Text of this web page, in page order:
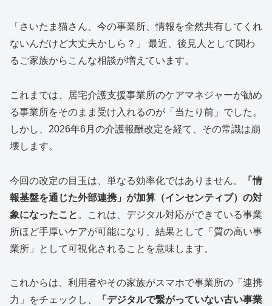
「さいたま猫さん、今の事業所、情報を全然共有してくれ
ないんだけど大丈夫かしら？」 最近、後見人として関わ
るご家族からこんな相談が増えています。
これまでは、居宅介護支援事業所のケアマネジャーが勧め
る事業所をそのまま受け入れるのが「当たり前」でした。
しかし、2026年6月の介護報酬改定を経て、その常識は崩
壊します。
今回の改定の目玉は、単なる効率化ではありません。
「情
報基盤を通じた外部連携」が加算（インセンティブ）の対
象になったこと 。これは、デジタル対応ができている事業
所ほど手厚いケアが可能になり、結果として「質の高い事
業所」として可視化されることを意味します。
これからは、利用者やその家族がスマホで事業所の「連携
力」をチェックし、
「デジタルで繋がっていない古い事業